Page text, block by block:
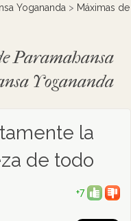
Yogananda > Máximas de
Paramahansa
Yogananda
la
de todo
+7